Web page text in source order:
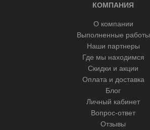
КОМПАНИЯ
О компании
Выполненные работы
Наши партнеры
Где мы находимся
Скидки и акции
Оплата и доставка
Блог
Личный кабинет
Вопрос-ответ
Отзывы